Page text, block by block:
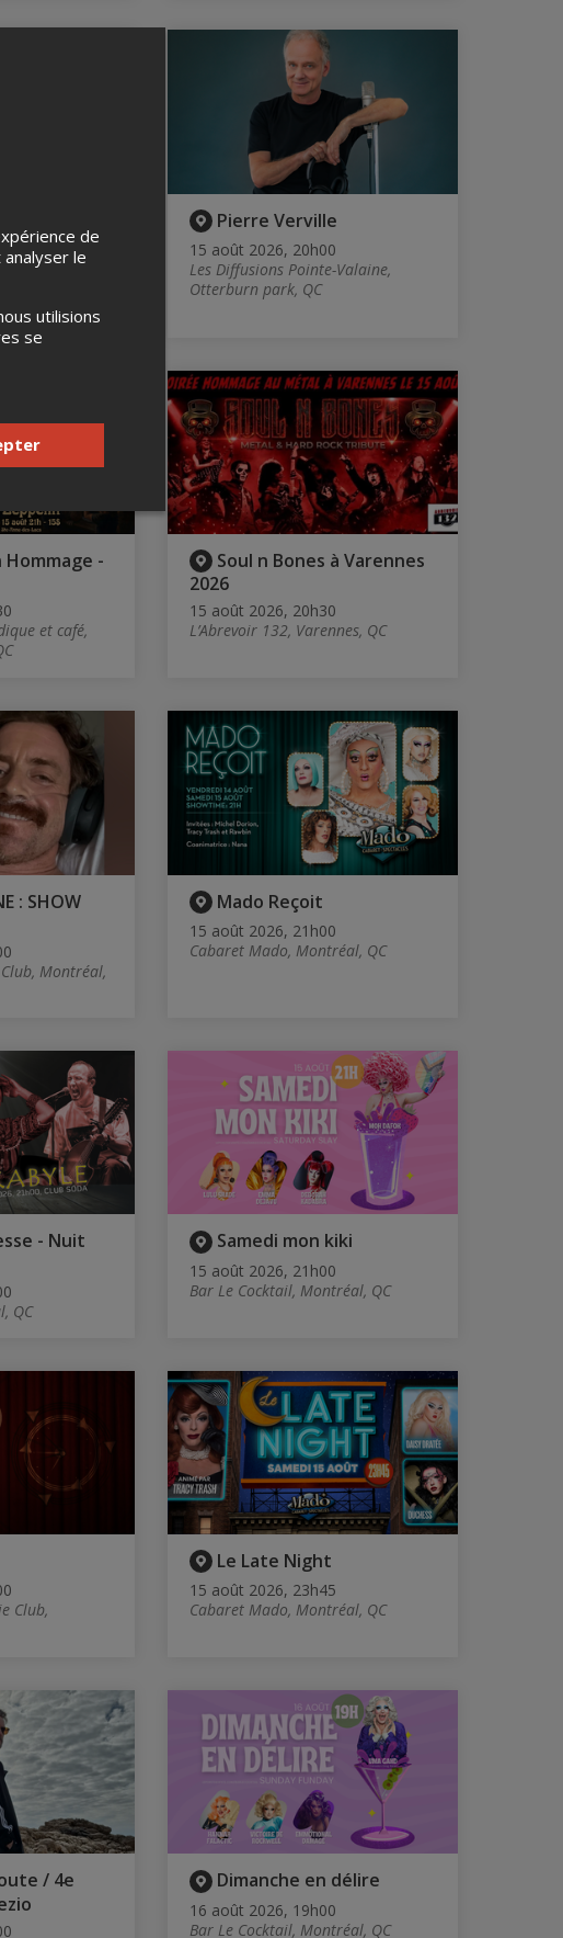
Pierre Verville
15 août 2026, 20h00
Les Diffusions Pointe-Valaine,
Otterburn park, QC
-
et café,
Soul n Bones à Varennes
2026
15 août 2026, 20h30
L’Abrevoir 132, Varennes, QC
: SHOW
Montréal,
Mado Reçoit
15 août 2026, 21h00
Cabaret Mado, Montréal, QC
- Nuit
QC
Samedi mon kiki
15 août 2026, 21h00
Bar Le Cocktail, Montréal, QC
Club,
Le Late Night
15 août 2026, 23h45
Cabaret Mado, Montréal, QC
/ 4e
Dimanche en délire
16 août 2026, 19h00
Bar Le Cocktail, Montréal, QC
de
le
utilisions
se